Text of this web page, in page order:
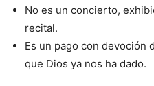
No es un concierto,
recital.
Es un pago con devoción
que Dios ya nos ha dado.